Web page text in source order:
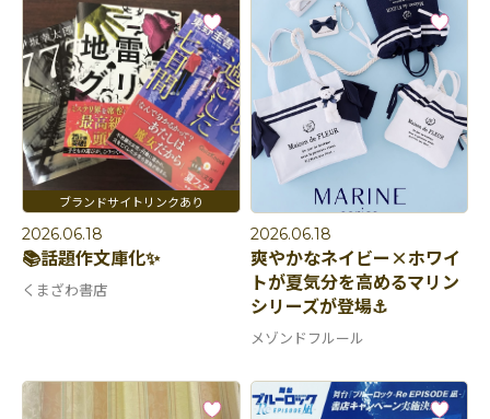
2026.06.18
📚話題作文庫化✨
くまざわ書店
2026.06.18
爽やかなネイビー×ホワイ
トが夏気分を高めるマリン
シリーズが登場⚓️
メゾンドフルール